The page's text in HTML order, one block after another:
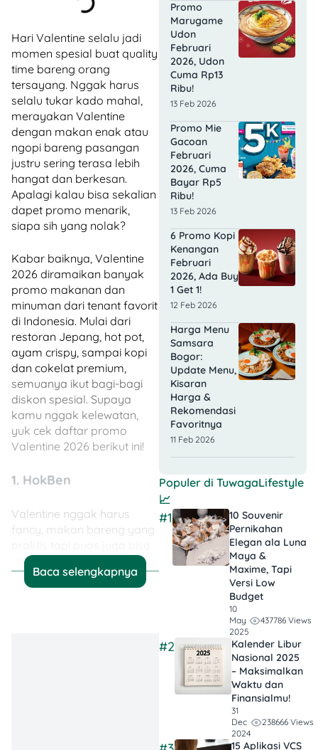
Hari Valentine selalu jadi
momen spesial buat quality
time bareng orang
tersayang. Nggak harus
selalu tukar kado mahal,
merayakan Valentine
dengan makan enak atau
ngopi bareng pasangan
justru sering terasa lebih
hangat dan berkesan.
Apalagi kalau bisa sekalian
dapet promo menarik,
siapa sih yang nolak?
Kabar baiknya, Valentine
2026 diramaikan banyak
promo makanan dan
minuman dari tenant favorit
di Indonesia. Mulai dari
restoran Jepang, hot pot,
ayam crispy, sampai kopi
dan cokelat premium,
semuanya ikut bagi-bagi
diskon spesial. Supaya
kamu nggak kelewatan,
yuk cek daftar promo
Valentine 2026 berikut ini!
1. HokBen
Valentine nggak harus
fancy, makan bareng yang
jadi pilihan. HokBen hadir
dengan paket hemat yang
cocok buat date santai
Baca selengkapnya
Promo
Marugame
Udon
Februari
2026, Udon
Cuma Rp13
Ribu!
13 Feb 2026
Promo Mie
Gacoan
Februari
2026, Cuma
Bayar Rp5
Ribu!
13 Feb 2026
6 Promo Kopi
Kenangan
Februari
2026, Ada Buy
1 Get 1!
12 Feb 2026
Harga Menu
Samsara
Bogor:
Update Menu,
Kisaran
Harga &
Rekomendasi
Favoritnya
11 Feb 2026
Populer di TuwagaLifestyle
📈
#1
10 Souvenir
Pernikahan
Elegan ala Luna
Maya &
Maxime, Tapi
Versi Low
Budget
10
May
2025
437786 Views
#2
Kalender Libur
Nasional 2025
– Maksimalkan
Waktu dan
Finansialmu!
31
Dec
2024
238666 Views
15 Aplikasi VCS